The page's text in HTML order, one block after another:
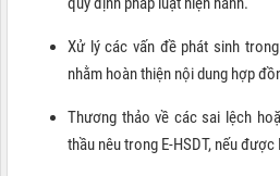
Xử lý các vấn đề phát sinh
nhằm hoàn thiện nội dung hợp
Thương thảo về các sai lệch
thầu nêu trong E-HSDT, nếu được